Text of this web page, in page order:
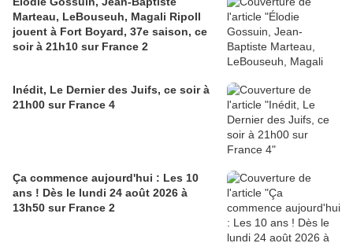
Marteau, LeBouseuh, Magali Ripoll
jouent à Fort Boyard, 37e saison, ce
soir à 21h10 sur France 2
Inédit, Le Dernier des Juifs, ce soir à
21h00 sur France 4
Ça commence aujourd'hui : Les 10
ans ! Dès le lundi 24 août 2026 à
13h50 sur France 2